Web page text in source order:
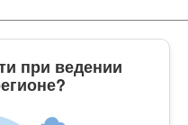
при ведении